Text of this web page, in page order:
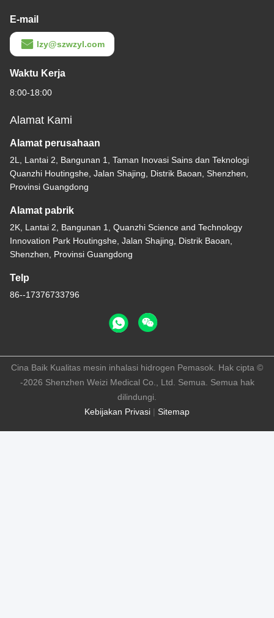
E-mail
lzy@szwzyl.com
Waktu Kerja
8:00-18:00
Alamat Kami
Alamat perusahaan
2L, Lantai 2, Bangunan 1, Taman Inovasi Sains dan Teknologi
Quanzhi Houtingshe, Jalan Shajing, Distrik Baoan, Shenzhen,
Provinsi Guangdong
Alamat pabrik
2K, Lantai 2, Bangunan 1, Quanzhi Science and Technology
Innovation Park Houtingshe, Jalan Shajing, Distrik Baoan,
Shenzhen, Provinsi Guangdong
Telp
86--17376733796
Kebijakan Privasi | Sitemap
Cina Baik Kualitas mesin inhalasi hidrogen Pemasok. Hak cipta ©
-2026 Shenzhen Weizi Medical Co., Ltd. Semua. Semua hak
dilindungi.